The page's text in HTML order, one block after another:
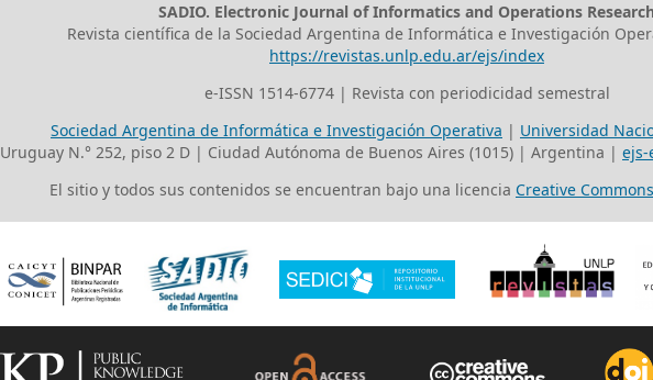
SADIO. Electronic Journal of Informatics and Operations
Revista científica de la Sociedad Argentina de Informática e Investigación
https://revistas.unlp.edu.ar/ejs/index
e-ISSN 1514-6774 | Revista con periodicidad semestral
Sociedad Argentina de Informática e Investigación Operativa | Universidad
Uruguay N.° 252, piso 2 D | Ciudad Autónoma de Buenos Aires (1015) | Argentina | ejs-
El sitio y todos sus contenidos se encuentran bajo una licencia Creative